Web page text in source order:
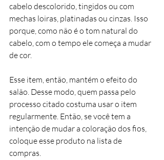
cabelo descolorido, tingidos ou com
mechas loiras, platinadas ou cinzas. Isso
porque, como não é o tom natural do
cabelo, com o tempo ele começa a mudar
de cor.
Esse item, então, mantém o efeito do
salão. Desse modo, quem passa pelo
processo citado costuma usar o item
regularmente. Então, se você tem a
intenção de mudar a coloração dos fios,
coloque esse produto na lista de
compras.